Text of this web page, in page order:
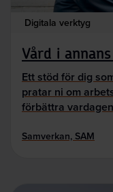
Digitala verktyg
Vård i
Ett stöd för dig
pratar ni om
förbättra
Samverkan, SAM